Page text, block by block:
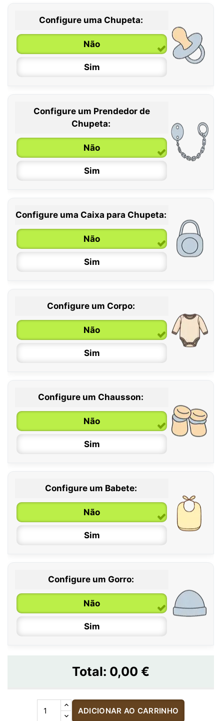
Configure uma Chupeta:
Não
Sim
0 / 6 meses
6 / 36 meses
Configure um Prendedor de
Chupeta:
Não
Sim
Configure uma Caixa para Chupeta:
Não
Sim
Configure um Corpo:
Não
Sim
0 / 6 meses
6 / 12 meses
12 / 18 meses
Configure um Chausson:
Não
Sim
Configure um Babete:
Não
Sim
Configure um Gorro:
Não
Sim
Total: 0,00 €
ADICIONAR AO CARRINHO